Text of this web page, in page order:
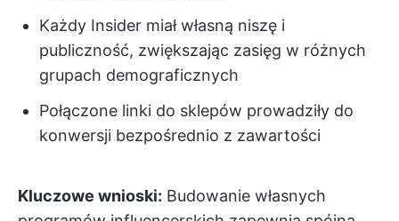
Każdy Insider miał własną niszę i
publiczność, zwiększając zasięg w różnych
grupach demograficznych
Połączone linki do sklepów prowadziły do
konwersji bezpośrednio z zawartości
Kluczowe wnioski: Budowanie własnych